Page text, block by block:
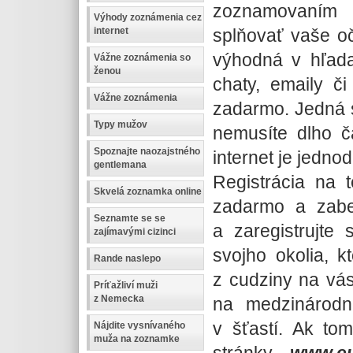
Výhody zoznámenia cez
internet
Vážne zoznámenia so
ženou
Vážne zoznámenia
Typy mužov
Spoznajte naozajstného
gentlemana
Skvelá zoznamka online
Seznamte se se
zajímavými cizinci
Rande naslepo
Príťažliví muži
z Nemecka
Nájdite vysnívaného
muža na zoznamke
splňovať vaše
výhodná v
chaty, emaily
zadarmo.
nemusíte dlho
internet je
Registrácia na
zadarmo a
a zaregistrujte
svojho okolia,
z cudziny na
na
v šťastí. Ak